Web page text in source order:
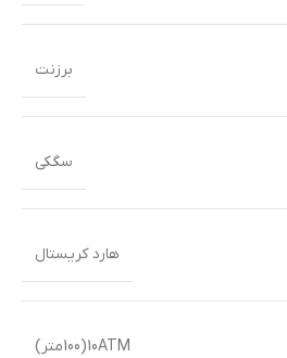
برزنت
سگکی
هارد کریستال
10ATM(100متر)